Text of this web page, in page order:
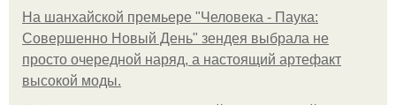
На шанхайской премьере "Человека - Паука:
Совершенно Новый День" зендея выбрала не
просто очередной наряд, а настоящий артефакт
высокой моды.